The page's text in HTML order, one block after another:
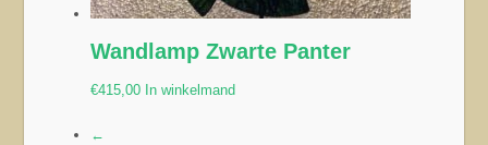
Wandlamp Zwarte Panter
€415,00 In winkelmand
←